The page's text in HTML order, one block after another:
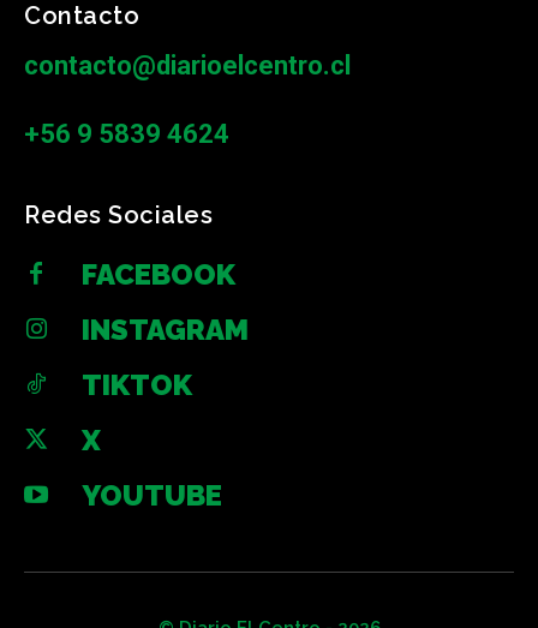
Contacto
contacto@diarioelcentro.cl
+56 9 5839 4624
Redes Sociales
FACEBOOK
INSTAGRAM
TIKTOK
X
YOUTUBE